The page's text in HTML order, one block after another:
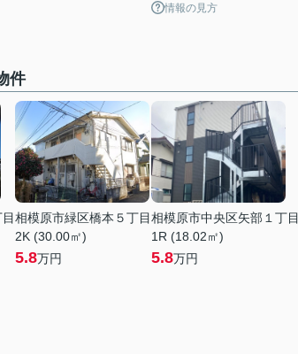
情報の見方
件
相模原市緑区橋本５丁目
2K (30.00㎡)
5.8万円
相模原市中央区矢部１丁目
1R (18.02㎡)
5.8万円